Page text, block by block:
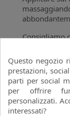
Consigliamo
Lino Pop
Lucidanti
Commenti
Questo negozio
prestazioni,
parti per social
per offrire
personalizzati.
interessati?